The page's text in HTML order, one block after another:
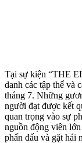
Tại sự kiện “THE
danh các tập thể và
tháng 7. Những
người đạt được kết
quan trọng vào sự
nguồn động viên
phấn đấu và gặt hái